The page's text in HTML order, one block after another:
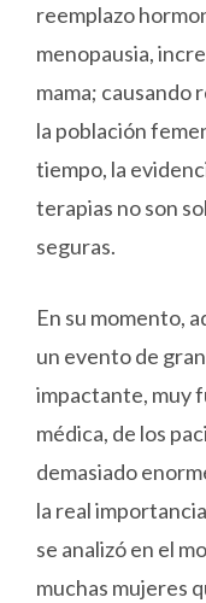
reemplazo
menopausia,
mama; causando
la población
tiempo, la
terapias no son
seguras.
En su momento,
un evento de
impactante, muy
médica, de los
demasiado
la real
se analizó en el
muchas mujeres